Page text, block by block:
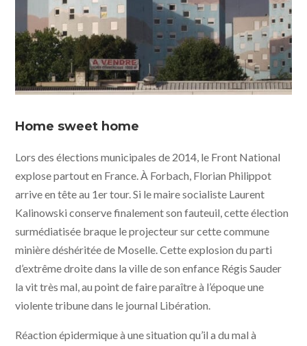
Home sweet home
Lors des élections municipales de 2014, le Front National
explose partout en France. À Forbach, Florian Philippot
arrive en tête au 1er tour. Si le maire socialiste Laurent
Kalinowski conserve finalement son fauteuil, cette élection
surmédiatisée braque le projecteur sur cette commune
minière déshéritée de Moselle. Cette explosion du parti
d’extrême droite dans la ville de son enfance Régis Sauder
la vit très mal, au point de faire paraître à l’époque une
violente tribune dans le journal Libération.
Réaction épidermique à une situation qu’il a du mal à